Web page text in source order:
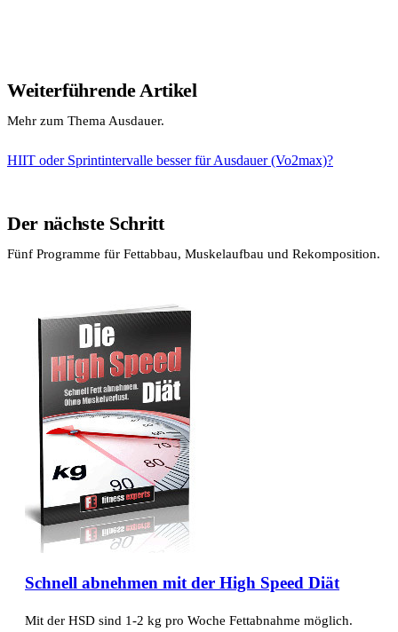
Weiterführende Artikel
Mehr zum Thema Ausdauer.
HIIT oder Sprintintervalle besser für Ausdauer (Vo2max)?
Der nächste Schritt
Fünf Programme für Fettabbau, Muskelaufbau und Rekomposition.
Schnell abnehmen mit der High Speed Diät
Mit der HSD sind 1-2 kg pro Woche Fettabnahme möglich.